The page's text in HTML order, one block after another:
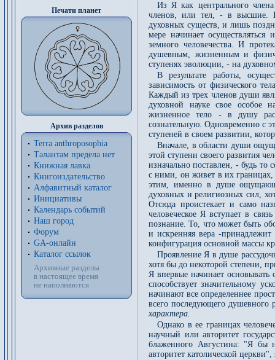
Печати планет
Архив разделов
Terra anthroposophia
Талантам предела нет
Книжная лавка
Книгоиздательство
Алфавитный каталог
Инициативы
Календарь событий
Наш город
Форум
GA-онлайн
Каталог ссылок
Архивные разделы
в настоящее время
не наполняются
Из Я как центрального
членов, или тел, - в высшие.
духовных существ, и лишь
мере начинает осуществляться
земного человечества. И
душевным, жизненным и
ступенях эволюции, - на
В результате работы,
зависимость от физического
Каждый из трех членов души
духовной науке свое особое
жизненное тело - в душу
сознательную. Одновременно с
ступеней в своем развитии,
Вначале, в области души
этой ступени своего развития
изначально поставлен, - будь
с ними, он живет в их
этим, именно в душе
духовных и религиозных сил,
Отсюда проистекает и само
человеческое Я вступает в
познание. То, что может быть
и искренняя вера -
конфигурация основной массы
Проявление Я в душе
хотя бы до некоторой степени,
Я впервые начинает основывать
способствует значительному
начинают все определеннее
всего последующего душевного
характера.
Однако в ее границах
научный или авторитет
блаженного Августина: "Я бы
авторитет католической